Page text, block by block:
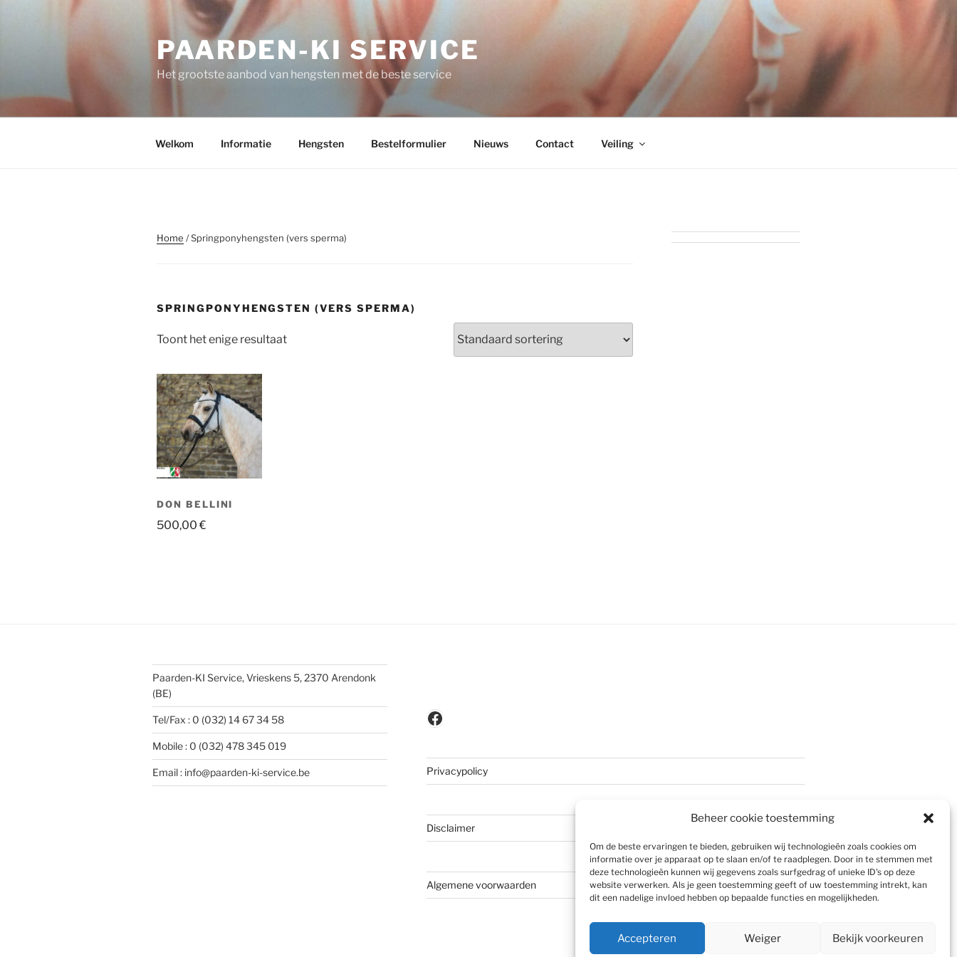
Beheer cookie toestemming
Om de beste ervaringen te bieden, gebruiken wij technologieën zoals cookies om
informatie over je apparaat op te slaan en/of te raadplegen. Door in te stemmen met
deze technologieën kunnen wij gegevens zoals surfgedrag of unieke ID's op deze
website verwerken. Als je geen toestemming geeft of uw toestemming intrekt, kan
dit een nadelige invloed hebben op bepaalde functies en mogelijkheden.
Accepteren Weiger Bekijk voorkeuren
PAARDEN-KI SERVICE
Het grootste aanbod van hengsten met de beste service
Welkom Informatie Hengsten Bestelformulier Nieuws Contact Veiling
Home / Springponyhengsten (vers sperma)
SPRINGPONYHENGSTEN (VERS SPERMA)
Toont het enige resultaat
DON BELLINI
500,00€
Paarden-KI Service, Vrieskens 5, 2370 Arendonk
(BE)
Tel/Fax : 0 (032) 14 67 34 58
Mobile : 0 (032) 478 345 019
Email : info@paarden-ki-service.be
Facebook
Privacypolicy
Disclaimer
Algemene voorwaarden